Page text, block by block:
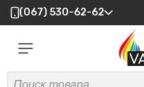
(067) 530-62-62